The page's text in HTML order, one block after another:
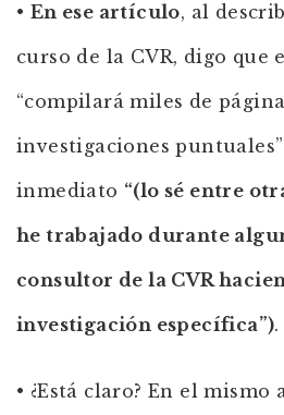
• En ese artículo, al
curso de la CVR, digo que
“compilará miles de
investigaciones
inmediato “(lo sé entre
he trabajado durante
consultor de la CVR
investigación específica”).
• ¿Está claro? En el